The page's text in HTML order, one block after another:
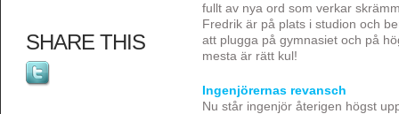
SHARE THIS
fullt av nya ord som verkar
Fredrik är på plats i studion och
att plugga på gymnasiet och på
mesta är rätt kul!
Ingenjörernas revansch
Nu står ingenjör återigen högst